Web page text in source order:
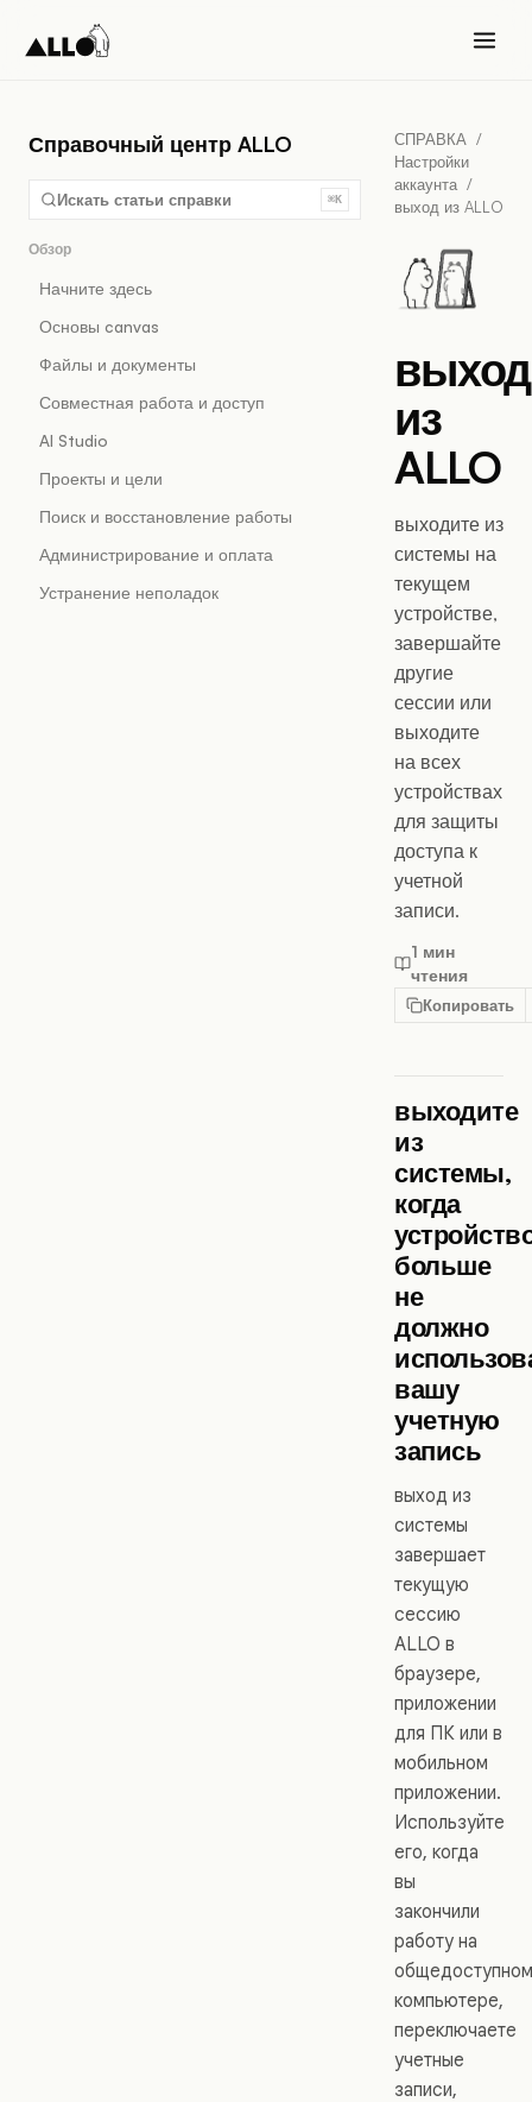
Справочный центр ALLO
Искать статьи справки ⌘K
Обзор
Начните здесь
Основы canvas
Файлы и документы
Совместная работа и доступ
AI Studio
Проекты и цели
Поиск и восстановление работы
Администрирование и оплата
Устранение неполадок
СПРАВКА /
Настройки
аккаунта /
выход из ALLO
выход
из
ALLO
выходите из
системы на
текущем
устройстве,
завершайте
другие
сессии или
выходите
на всех
устройствах
для защиты
доступа к
учетной
записи.
1 мин
чтения
Копировать
выходите
из
системы,
когда
больше
не
должно
вашу
учетную
запись
выход из
системы
завершает
текущую
сессию
ALLO в
браузере,
приложении
для ПК или в
мобильном
приложении.
Используйте
его, когда
вы
закончили
работу на
общедоступном
компьютере,
переключаете
учетные
записи,